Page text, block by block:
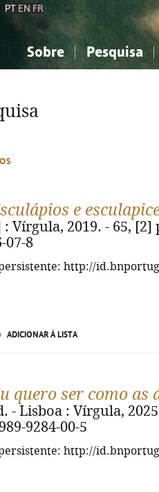
PT EN FR
Sobre Pesquisa
Ciências sociais...
Ciências sociais...
e
: Vírgula, 2019. - 65, [2]
07-8
http://
ADICIONAR À LISTA
quero ser como as
- Lisboa : Vírgula,
9284-00-5
http://